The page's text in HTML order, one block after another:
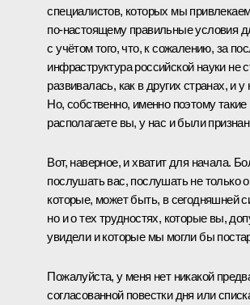
специалистов, которых мы
по‑настоящему правильные условия
с учётом того, что, к сожалению, за
инфраструктура российской науки не
развивалась, как в других странах, и
Но, собственно, именно поэтому такие
располагаете вы, у нас и были
Вот, наверное, и хватит для начала.
послушать вас, послушать не только
которые, может быть, в сегодняшней
но и о тех трудностях, которые вы,
увидели и которые мы могли бы
Пожалуйста, у меня нет никакой
согласованной повестки дня или